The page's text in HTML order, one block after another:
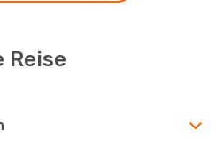
Reise